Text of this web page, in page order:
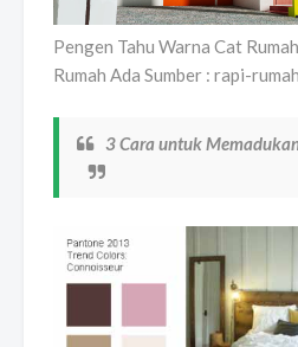
Pengen Tahu Warna Cat
Rumah Ada Sumber : rapi-
3 Cara untuk